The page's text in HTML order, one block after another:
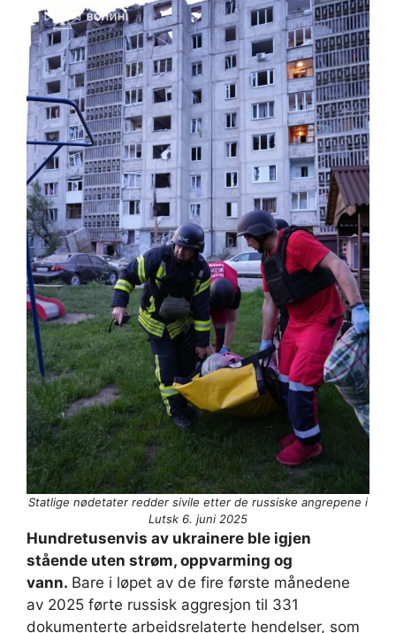
Statlige nødetater redder sivile etter de russiske angrepene i
Lutsk 6. juni 2025
Hundretusenvis av ukrainere ble igjen
stående uten strøm, oppvarming og
vann. Bare i løpet av de fire første månedene
av 2025 førte russisk aggresjon til 331
dokumenterte arbeidsrelaterte hendelser, som